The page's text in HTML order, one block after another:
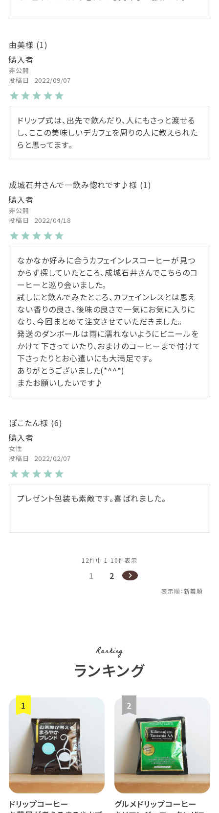
由美
1
購入者
非公開
投稿日
2022/09/07
ドリップ式は、出先で飲んだり、人にもさっと渡せる
し、ここの美味しいデカフェを周りの人に教えられた
らと思ってます。
成城石井さんで一飲み惚れです♪
1
購入者
非公開
投稿日
2022/04/18
なかなか好みに合うカフェインレスコーヒーが見つ
からず探していたところ、成城石井さんでこちらのコ
ーヒーと巡り会いました。
試しにと飲んでみたところ、カフェインレスとは思え
ない香りの良さ、後味の良さで一気にお気に入りに
なり、今回まとめて注文させていただきました。
発送のダンボールは雨に濡れないようにビニールを
かけて下さっていたり、おまけのコーヒーまで付けて
下さったりとお心遣いにも大満足です。
ありがとうございました(*^^*)
またお願いしたいです♪
ぽこたん
6
購入者
女性
投稿日
2022/02/07
プレゼント包装も素敵です。喜ばれました。
12件中 1 -10件表示
1 2
Ranking
ランキング
ドリップコーヒー
グルメドリップコーヒー